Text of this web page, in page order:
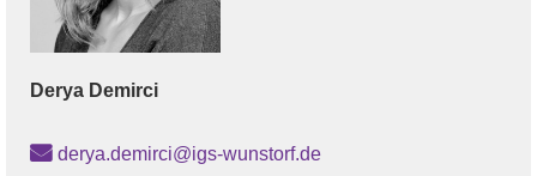
Derya Demirci
derya.demirci@igs-wunstorf.de